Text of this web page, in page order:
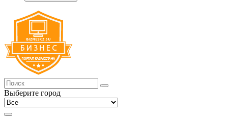
Выберите город